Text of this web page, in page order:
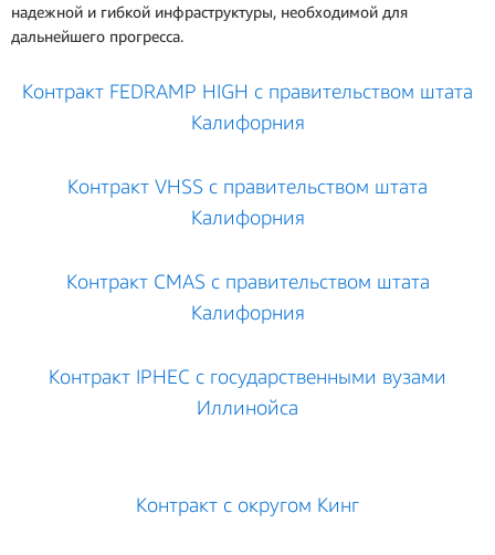
надежной и гибкой инфраструктуры, необходимой для
дальнейшего прогресса.
Контракт FEDRAMP HIGH с правительством штата
Калифорния
Контракт VHSS с правительством штата
Калифорния
Контракт CMAS с правительством штата
Калифорния
Контракт IPHEC с государственными вузами
Иллинойса
Контракт с округом Кинг